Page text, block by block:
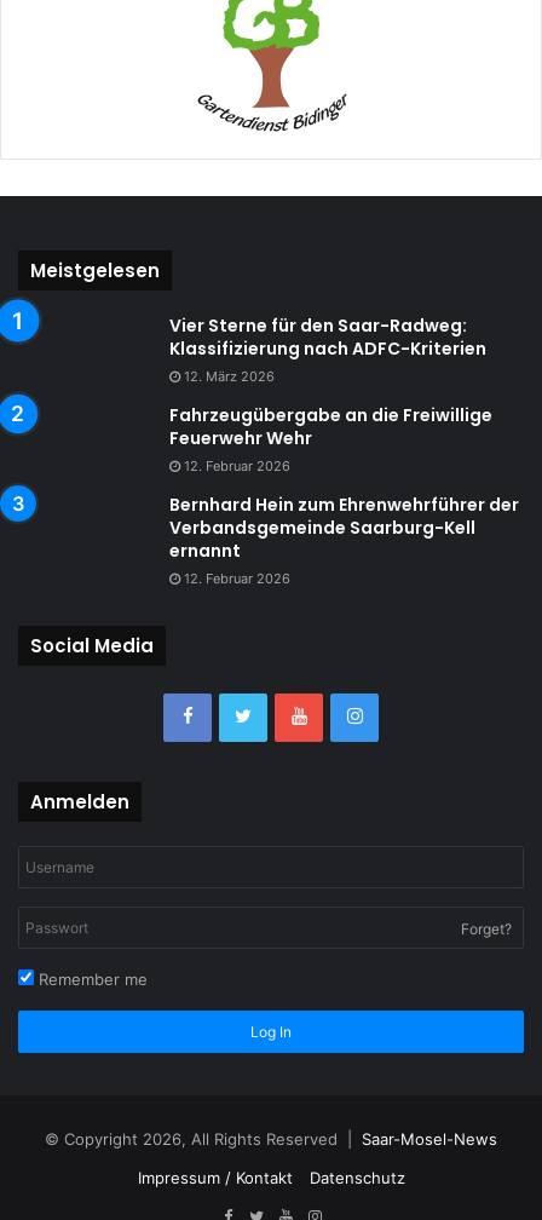
Meistgelesen
Vier Sterne für den Saar-Radweg:
Klassifizierung nach ADFC-Kriterien
12. März 2026
Fahrzeugübergabe an die Freiwillige
Feuerwehr Wehr
12. Februar 2026
Bernhard Hein zum Ehrenwehrführer der
Verbandsgemeinde Saarburg-Kell
ernannt
12. Februar 2026
Social Media
Anmelden
Forget?
Remember me
Log In
© Copyright 2026, All Rights Reserved | Saar-Mosel-News
Impressum / Kontakt
Datenschutz